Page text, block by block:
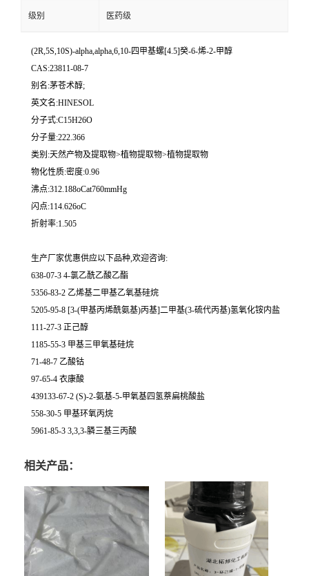
级别 医药级
(2R,5S,10S)-alpha,alpha,6,10-四甲基螺[4.5]癸-6-烯-2-甲醇
CAS:23811-08-7
别名:茅苍术醇;
英文名:HINESOL
分子式:C15H26O
分子量:222.366
类别:天然产物及提取物>植物提取物>植物提取物
物化性质:密度:0.96
沸点:312.188oCat760mmHg
闪点:114.626oC
折射率:1.505
生产厂家优惠供应以下品种,欢迎咨询:
638-07-3 4-氯乙酰乙酸乙酯
5356-83-2 乙烯基二甲基乙氧基硅烷
5205-95-8 [3-(甲基丙烯酰氨基)丙基]二甲基(3-硫代丙基)氢氧化铵内盐
111-27-3 正己醇
1185-55-3 甲基三甲氧基硅烷
71-48-7 乙酸钴
97-65-4 衣康酸
439133-67-2 (S)-2-氨基-5-甲氧基四氢萘扁桃酸盐
558-30-5 甲基环氧丙烷
5961-85-3 3,3,3-膦三基三丙酸
相关产品：